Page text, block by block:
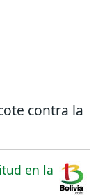
contra la